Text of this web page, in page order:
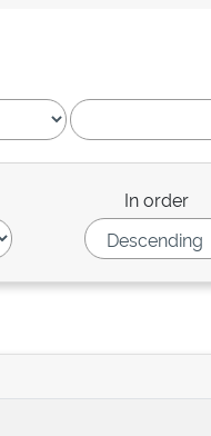
In order